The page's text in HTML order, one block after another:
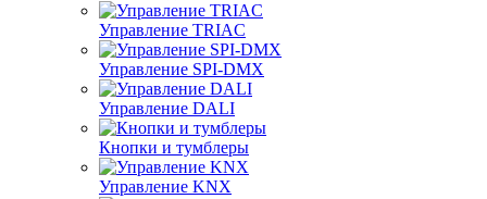
Управление TRIAC
Управление SPI-DMX
Управление DALI
Кнопки и тумблеры
Управление KNX